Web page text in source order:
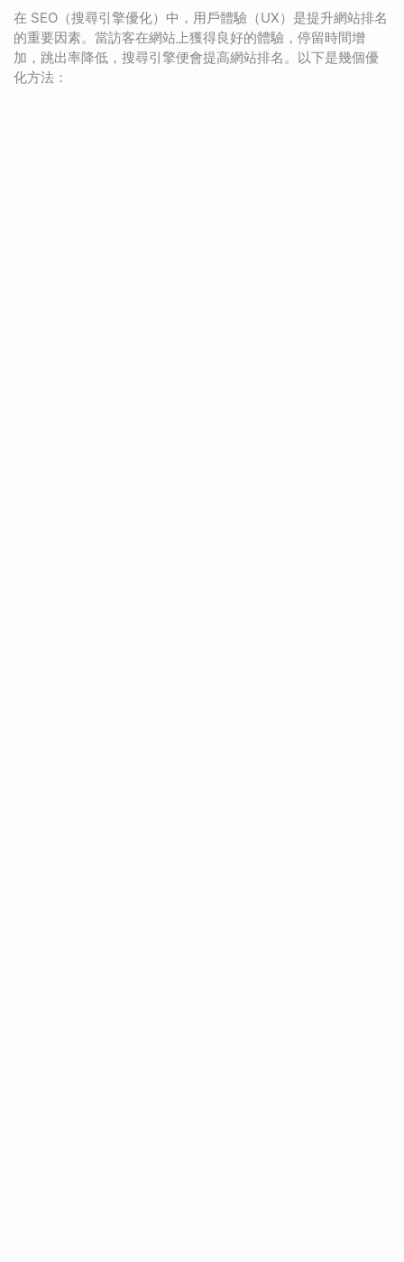
在 SEO（搜尋引擎優化）中，用戶體驗（UX）是提升網站排名
的重要因素。當訪客在網站上獲得良好的體驗，停留時間增
加，跳出率降低，搜尋引擎便會提高網站排名。以下是幾個優
化方法：